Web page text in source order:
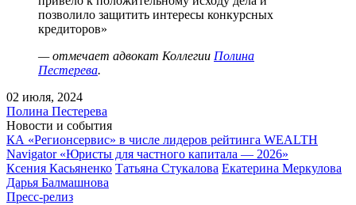
позволило защитить интересы конкурсных
кредиторов»
— отмечает адвокат Коллегии Полина
Пестерева.
02 июля, 2024
Полина Пестерева
Новости и события
КА «Регионсервис» в числе лидеров рейтинга WEALTH
Navigator «Юристы для частного капитала — 2026»
Ксения Касьяненко Татьяна Стукалова Екатерина Меркулова
Дарья Балмашнова
Пресс-релиз